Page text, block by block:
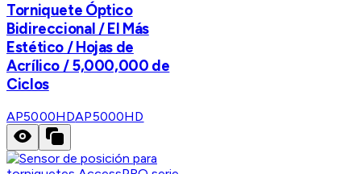
Torniquete Óptico
Bidireccional / El Más
Estético / Hojas de
Acrílico / 5,000,000 de
Ciclos
AP5000HDAP5000HD